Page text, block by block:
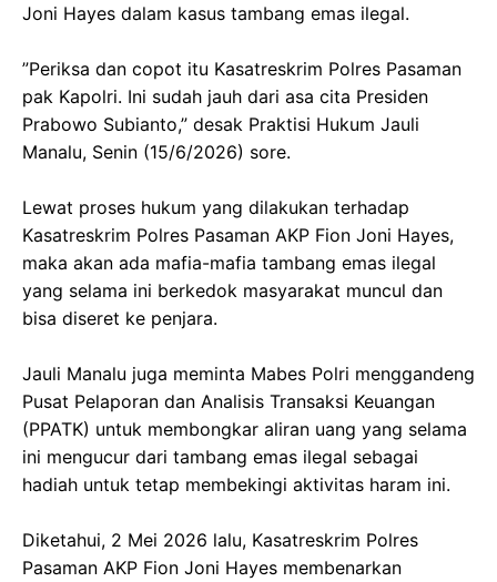
Joni Hayes dalam kasus tambang emas ilegal.
‎”Periksa dan copot itu Kasatreskrim Polres Pasaman
pak Kapolri. Ini sudah jauh dari asa cita Presiden
Prabowo Subianto,” desak Praktisi Hukum Jauli
Manalu, Senin (15/6/2026) sore.
‎Lewat proses hukum yang dilakukan terhadap
Kasatreskrim Polres Pasaman AKP Fion Joni Hayes,
maka akan ada mafia-mafia tambang emas ilegal
yang selama ini berkedok masyarakat muncul dan
bisa diseret ke penjara.
‎Jauli Manalu juga meminta Mabes Polri menggandeng
Pusat Pelaporan dan Analisis Transaksi Keuangan
(PPATK) untuk membongkar aliran uang yang selama
ini mengucur dari tambang emas ilegal sebagai
hadiah untuk tetap membekingi aktivitas haram ini.
‎Diketahui, 2 Mei 2026 lalu, Kasatreskrim Polres
Pasaman AKP Fion Joni Hayes membenarkan